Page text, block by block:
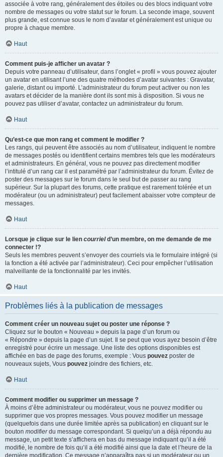
associée à votre rang, généralement des étoiles ou des blocs indiquant votre
nombre de messages ou votre statut sur le forum. La seconde image, souvent
plus grande, est connue sous le nom d’avatar et généralement est unique ou
propre à chaque membre.
Haut
Comment puis-je afficher un avatar ?
Depuis votre panneau d’utilisateur, dans l’onglet « profil » vous pouvez ajouter
un avatar en utilisant l’une des quatre méthodes d’avatar suivantes : Gravatar,
galerie, distant ou importé. L’administrateur du forum peut activer ou non les
avatars et décider de la manière dont ils sont mis à disposition. Si vous ne
pouvez pas utiliser d’avatar, contactez un administrateur du forum.
Haut
Qu’est-ce que mon rang et comment le modifier ?
Les rangs, qui peuvent être associés au nom d’utilisateur, indiquent le nombre
de messages postés ou identifient certains membres tels que les modérateurs
et administrateurs. En général, vous ne pouvez pas directement modifier
l’intitulé d’un rang car il est paramétré par l’administrateur du forum. Évitez de
poster des messages sur le forum dans le seul but de passer au rang
supérieur. Sur la plupart des forums, cette pratique est rarement tolérée et un
modérateur (ou un administrateur) peut facilement abaisser votre compteur de
messages.
Haut
Lorsque je clique sur le lien courrield’un membre, on me demande de me
connecter !?
Seuls les membres peuvent s’envoyer des courriels via le formulaire intégré (si
la fonction a été activée par l’administrateur). Ceci pour empêcher l’utilisation
malveillante de la fonctionnalité par les invités.
Haut
Problèmes liés à la publication de messages
Comment créer un nouveau sujet ou poster une réponse ?
Cliquez sur le bouton « Nouveau » depuis la page d’un forum ou
« Répondre » depuis la page d’un sujet. Il se peut que vous ayez besoin d’être
enregistré pour écrire un message. Une liste des options disponibles est
affichée en bas de page des forums, exemple : Vous pouvez poster de
nouveaux sujets, Vous pouvez joindre des fichiers, etc.
Haut
Comment modifier ou supprimer un message ?
À moins d’être administrateur ou modérateur, vous ne pouvez modifier ou
supprimer que vos propres messages. Vous pouvez modifier un message
(quelquefois dans une durée limitée après sa publication) en cliquant sur le
bouton modifierdu message correspondant. Si quelqu’un a déjà répondu au
message, un petit texte s’affichera en bas du message indiquant qu’il a été
modifié, le nombre de fois qu’il a été modifié ainsi que la date et l’heure de la
dernière modification. Ce message n’apparaîtra pas si un modérateur ou un